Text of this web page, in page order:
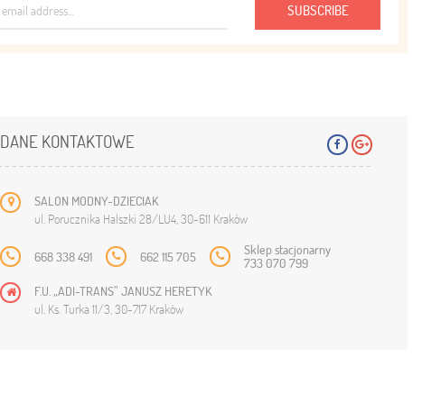
SUBSCRIBE
DANE KONTAKTOWE
SALON MODNY-DZIECIAK
ul. Porucznika Halszki 28/LU4, 30-611 Kraków
668 338 491 662 115 705 Sklep stacjonarny
733 070 799
F.U. „ADI-TRANS” JANUSZ HERETYK
ul. Ks. Turka 11/3, 30-717 Kraków